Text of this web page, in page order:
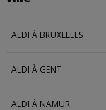
ALDI À BRUXELLES
ALDI À GENT
ALDI À NAMUR